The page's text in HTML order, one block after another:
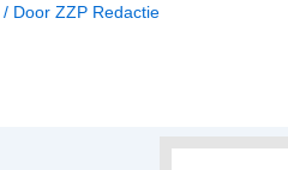
/ Door ZZP Redactie